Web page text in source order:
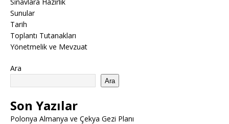
Sunular
Tarih
Toplantı Tutanakları
Yönetmelik ve Mevzuat
Ara
Ara
Son Yazılar
Polonya Almanya ve Çekya Gezi Planı